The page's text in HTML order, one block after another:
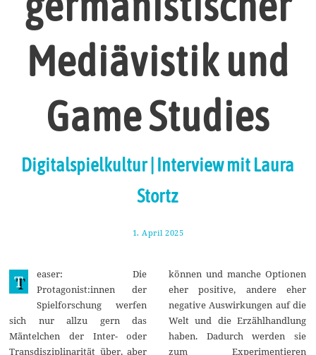
Mediävistik und
Game Studies
Digitalspielkultur | Interview mit Laura
Stortz
1. April 2025
p
i
l
2
0
2
5
T
easer: Die
Protagonist:innen der
Spielforschung werfen
sich nur allzu gern das
Mäntelchen der Inter- oder
Transdisziplinarität über, aber
können und manche Optionen
eher positive, andere eher
negative Auswirkungen auf die
Welt und die Erzählhandlung
haben. Dadurch werden sie
zum Experimentieren